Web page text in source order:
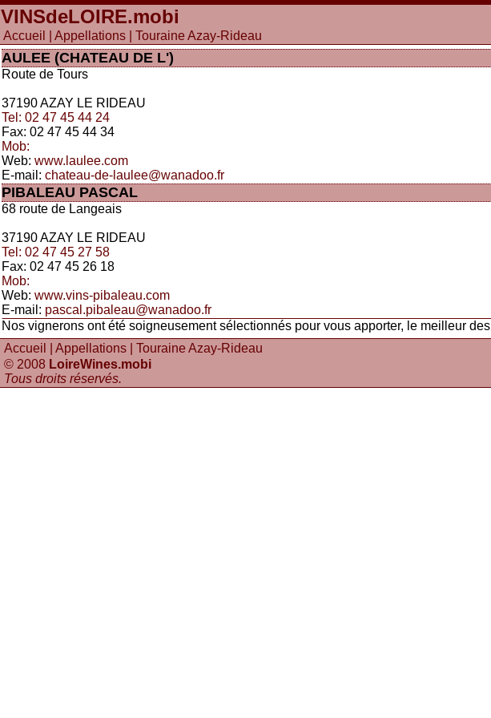
VINSdeLOIRE.mobi
Accueil Appellations | Touraine Azay-Rideau
AULEE (CHATEAU DE L')
Route de Tours
37190 AZAY LE RIDEAU
Tel: 02 47 45 44 24
Fax: 02 47 45 44 34
Mob:
Web: www.laulee.com
E-mail: chateau-de-laulee@wanadoo.fr
PIBALEAU PASCAL
68 route de Langeais
37190 AZAY LE RIDEAU
Tel: 02 47 45 27 58
Fax: 02 47 45 26 18
Mob:
Web: www.vins-pibaleau.com
E-mail: pascal.pibaleau@wanadoo.fr
Nos vignerons ont été soigneusement sélectionnés pour vous apporter, le meilleur
Accueil
Appellations
| Touraine Azay-Rideau
© 2008 LoireWines.mobi
Tous droits réservés.